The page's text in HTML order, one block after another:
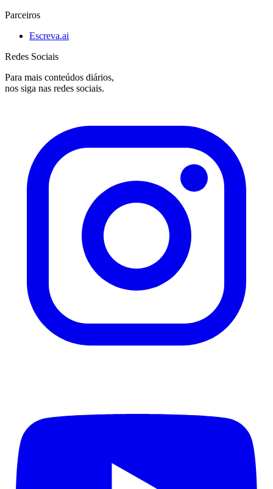
Parceiros
Escreva.ai
Redes Sociais
Para mais conteúdos diários,
nos siga nas redes sociais.